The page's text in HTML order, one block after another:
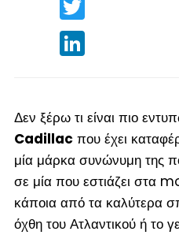
LinkedIn
Δεν ξέρω τι είναι πιο
Cadillacπου έχει
μία μάρκα συνώνυμη της
σε μία που εστιάζει στα
κάποια από τα καλύτερα
όχθη του Ατλαντικού ή το